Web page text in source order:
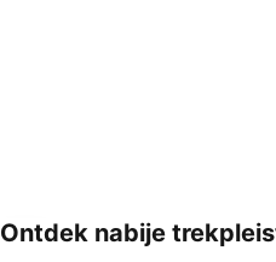
Kaart uitvouwen
Ontdek nabije